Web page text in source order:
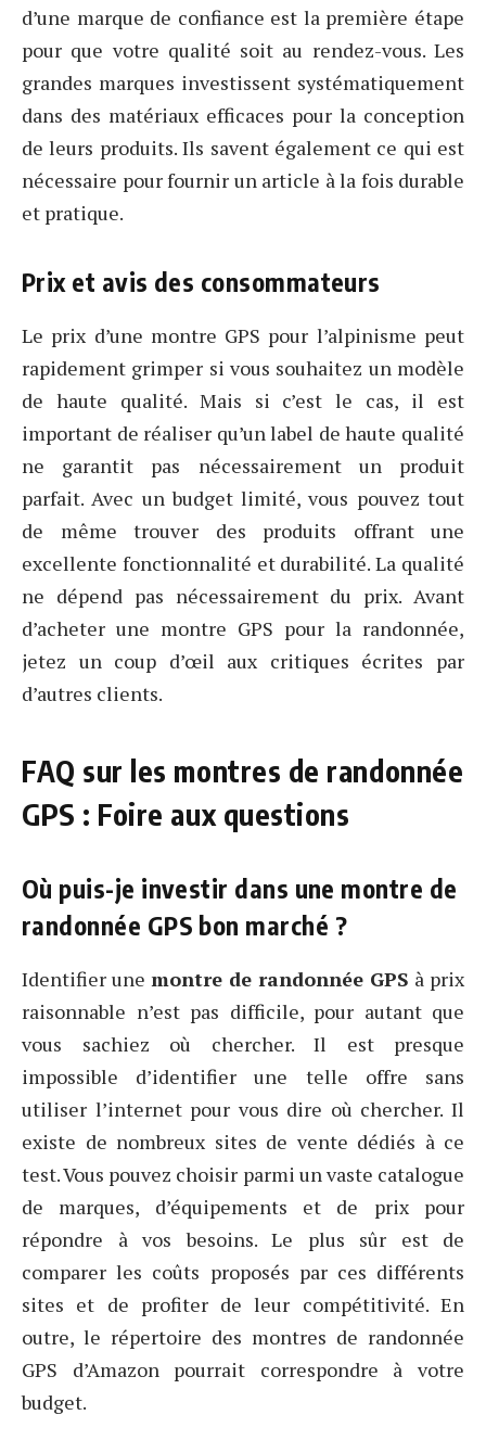
d’une marque de confiance est la première étape
pour que votre qualité soit au rendez-vous. Les
grandes marques investissent systématiquement
dans des matériaux efficaces pour la conception
de leurs produits. Ils savent également ce qui est
nécessaire pour fournir un article à la fois durable
et pratique.
Prix et avis des consommateurs
Le prix d’une montre GPS pour l’alpinisme peut
rapidement grimper si vous souhaitez un modèle
de haute qualité. Mais si c’est le cas, il est
important de réaliser qu’un label de haute qualité
ne garantit pas nécessairement un produit
parfait. Avec un budget limité, vous pouvez tout
de même trouver des produits offrant une
excellente fonctionnalité et durabilité. La qualité
ne dépend pas nécessairement du prix. Avant
d’acheter une montre GPS pour la randonnée,
jetez un coup d’œil aux critiques écrites par
d’autres clients.
FAQ sur les montres de randonnée
GPS : Foire aux questions
Où puis-je investir dans une montre de
randonnée GPS bon marché ?
Identifier une montre de randonnée GPS à prix
raisonnable n’est pas difficile, pour autant que
vous sachiez où chercher. Il est presque
impossible d’identifier une telle offre sans
utiliser l’internet pour vous dire où chercher. Il
existe de nombreux sites de vente dédiés à ce
test. Vous pouvez choisir parmi un vaste catalogue
de marques, d’équipements et de prix pour
répondre à vos besoins. Le plus sûr est de
comparer les coûts proposés par ces différents
sites et de profiter de leur compétitivité. En
outre, le répertoire des montres de randonnée
GPS d’Amazon pourrait correspondre à votre
budget.